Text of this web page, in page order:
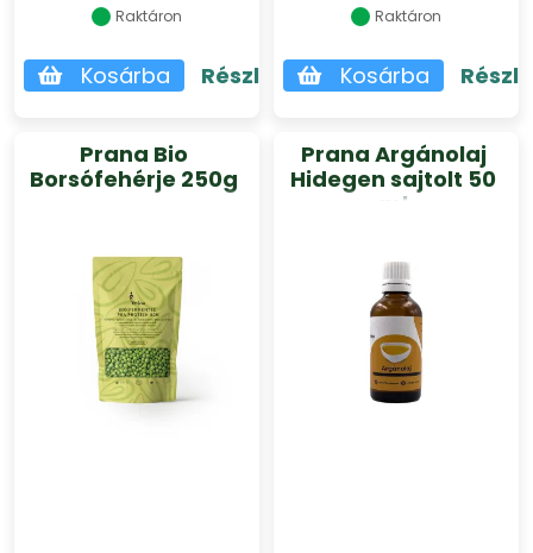
Raktáron
Kosárba Részletek
Raktáron
Kosárba
Prana Bio
Borsófehérje 250g
Prana Argánolaj
Hidegen sajtolt 50
ml